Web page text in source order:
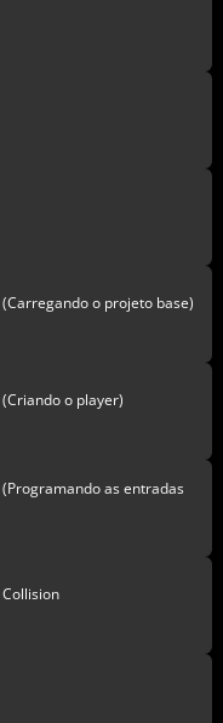
o projeto base)
o player)
as entradas